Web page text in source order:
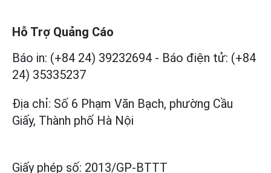
Hỗ Trợ Quảng Cáo
Báo in: (+84 24) 39232694 - Báo điện tử: (+84
24) 35335237
Địa chỉ: Số 6 Phạm Văn Bạch, phường Cầu
Giấy, Thành phố Hà Nội
Giấy phép số: 2013/GP-BTTT